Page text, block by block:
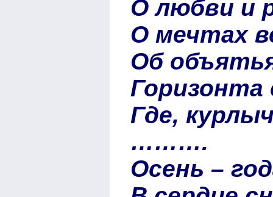
О любви и
О мечтах
Об
Горизонта
Где,
……….
Осень –